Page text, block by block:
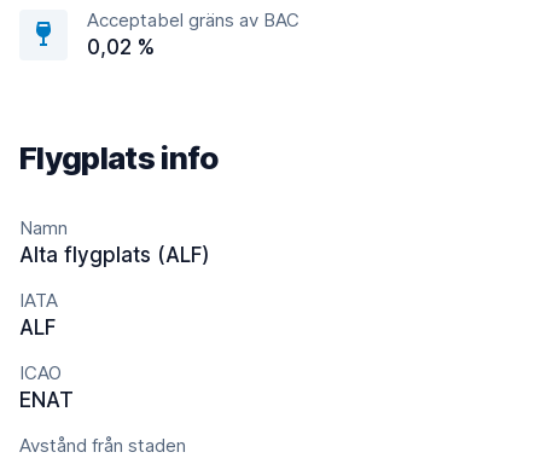
Acceptabel gräns av BAC
0,02 %
Flygplats info
Namn
Alta flygplats (ALF)
IATA
ALF
ICAO
ENAT
Avstånd från staden